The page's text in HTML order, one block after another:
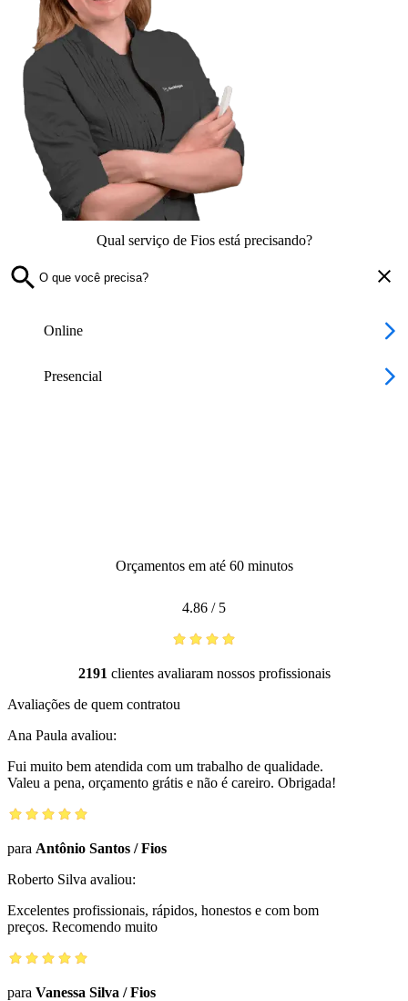
Qual serviço de Fios está precisando?
Online
Presencial
Orçamentos em até 60 minutos
4.86 / 5
2191 clientes avaliaram nossos profissionais
Avaliações de quem contratou
Ana Paula avaliou:
Fui muito bem atendida com um trabalho de qualidade.
Valeu a pena, orçamento grátis e não é careiro. Obrigada!
para Antônio Santos /Fios
Roberto Silva avaliou:
Excelentes profissionais, rápidos, honestos e com bom
preços. Recomendo muito
para Vanessa Silva /Fios